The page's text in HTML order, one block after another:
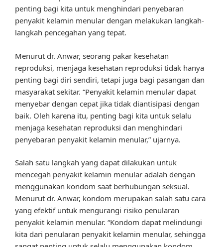
penting bagi kita untuk menghindari penyebaran
penyakit kelamin menular dengan melakukan langkah-
langkah pencegahan yang tepat.
Menurut dr. Anwar, seorang pakar kesehatan
reproduksi, menjaga kesehatan reproduksi tidak hanya
penting bagi diri sendiri, tetapi juga bagi pasangan dan
masyarakat sekitar. “Penyakit kelamin menular dapat
menyebar dengan cepat jika tidak diantisipasi dengan
baik. Oleh karena itu, penting bagi kita untuk selalu
menjaga kesehatan reproduksi dan menghindari
penyebaran penyakit kelamin menular,” ujarnya.
Salah satu langkah yang dapat dilakukan untuk
mencegah penyakit kelamin menular adalah dengan
menggunakan kondom saat berhubungan seksual.
Menurut dr. Anwar, kondom merupakan salah satu cara
yang efektif untuk mengurangi risiko penularan
penyakit kelamin menular. “Kondom dapat melindungi
kita dari penularan penyakit kelamin menular, sehingga